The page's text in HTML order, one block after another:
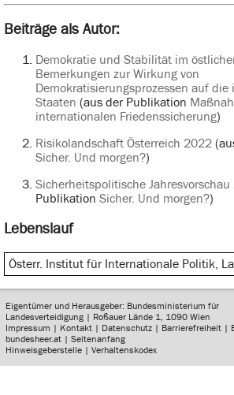
Beiträge als Autor:
Demokratie und Stabilität im
Bemerkungen zur Wirkung von
Demokratisierungsprozessen auf
Staaten (aus der Publikation
internationalen Friedenssicherung)
Risikolandschaft Österreich 2022
Sicher. Und morgen?)
Sicherheitspolitische
Publikation Sicher. Und morgen?)
Lebenslauf
Österr. Institut für Internationale Politik,
Eigentümer und Herausgeber: Bundesministerium für
Landesverteidigung | Roßauer Lände 1, 1090 Wien
Impressum | Kontakt | Datenschutz | Barrierefreiheit |
bundesheer.at |Seitenanfang
Hinweisgeberstelle |Verhaltenskodex